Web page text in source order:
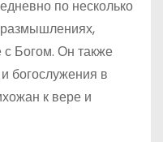
по несколько
с Богом. Он также
богослужения в
к вере и